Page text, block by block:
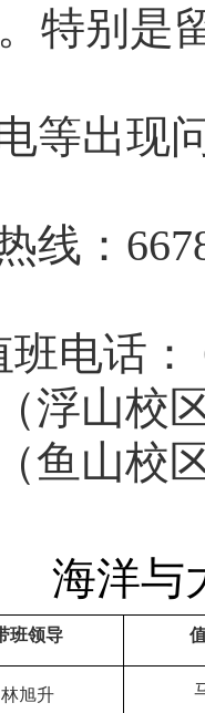
特别是
等出现
线：
班电话：
（浮山校
（鱼山校
海洋与
班领导
林旭升